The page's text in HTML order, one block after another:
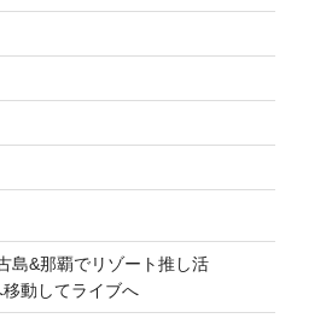
島&那覇でリゾート推し活
移動してライブへ